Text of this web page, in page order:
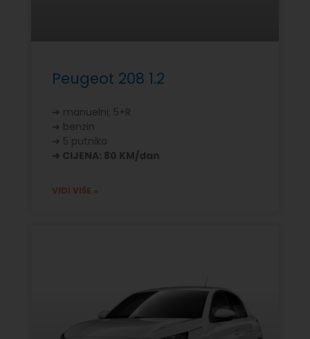
Peugeot 208 1.2
➔ manuelni; 5+R
➔ benzin
➔ 5 putnika
➔ CIJENA: 80 KM/dan
VIDI VIŠE »